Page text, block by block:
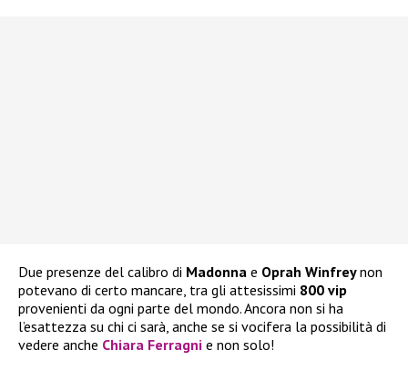
Due presenze del calibro di Madonna e Oprah Winfreynon
potevano di certo mancare, tra gli attesissimi 800 vip
provenienti da ogni parte del mondo. Ancora non si ha
l’esattezza su chi ci sarà, anche se si vocifera la possibilità di
vedere anche Chiara Ferragni e non solo!